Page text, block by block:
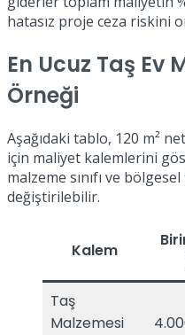
hatasız proje ceza riskini
En Ucuz Taş
Örneği
Aşağıdaki tablo, 120 m²
için maliyet kalemlerini
malzeme sınıfı ve
değiştirilebilir.
Kalem
Taş
Malzemesi